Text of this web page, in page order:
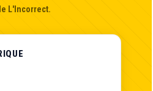
L'Incorrect.